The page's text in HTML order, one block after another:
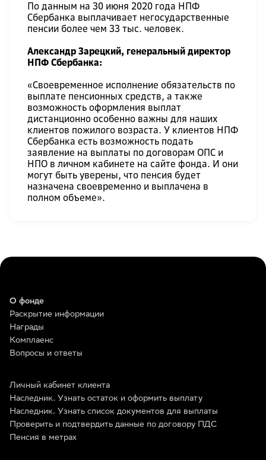
По данным на 30 июня 2020 года НПФ
Сбербанка выплачивает негосударственные
пенсии более чем 33 тыс. человек.
Александр Зарецкий, генеральный директор
НПФ Сбербанка:
«Своевременное исполнение обязательств по
выплате пенсионных средств, а также
возможность оформления выплат
дистанционно особенно важны для наших
клиентов пожилого возраста. У клиентов НПФ
Сбербанка есть возможность подать
заявление на выплаты по договорам ОПС и
НПО в личном кабинете на сайте фонда. И они
могут быть уверены, что пенсия будет
назначена своевременно и выплачена в
полном объеме».
О фонде
Раскрытие информации
Награды
Комплаенс
Вопросы и ответы
Личный кабинет клиента
Наследник. Узнать остаток и оформить выплату
Наследник. Узнать список документов для выплаты
Проверить и подтвердить данные по договору ПДС
Пенсия в метрах